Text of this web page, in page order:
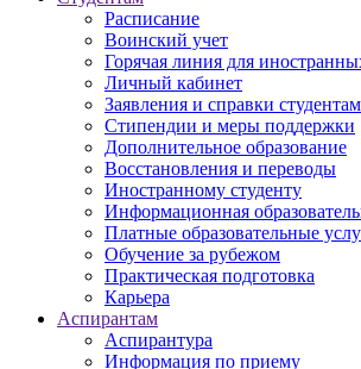
Расписание
Воинский учет
Горячая линия для
Личный кабинет
Заявления и справки студентам
Стипендии и меры поддержки
Дополнительное образование
Восстановления и переводы
Иностранному студенту
Информационная
Платные образовательные
Обучение за рубежом
Практическая подготовка
Карьера
Аспирантам
Аспирантура
Информация по приему